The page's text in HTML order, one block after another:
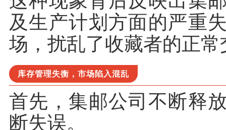
及生产计划方面的严重
场，扰乱了收藏者的正
库存管理失衡，市场陷入混乱
首先，集邮公司不断释
断失误。